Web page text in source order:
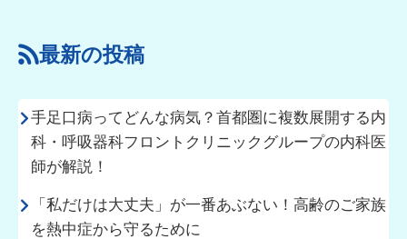
最新の投稿
手足口病ってどんな病気？首都圏に複数展開する内
科・呼吸器科フロントクリニックグループの内科医
師が解説！
「私だけは大丈夫」が一番あぶない！高齢のご家族
を熱中症から守るために